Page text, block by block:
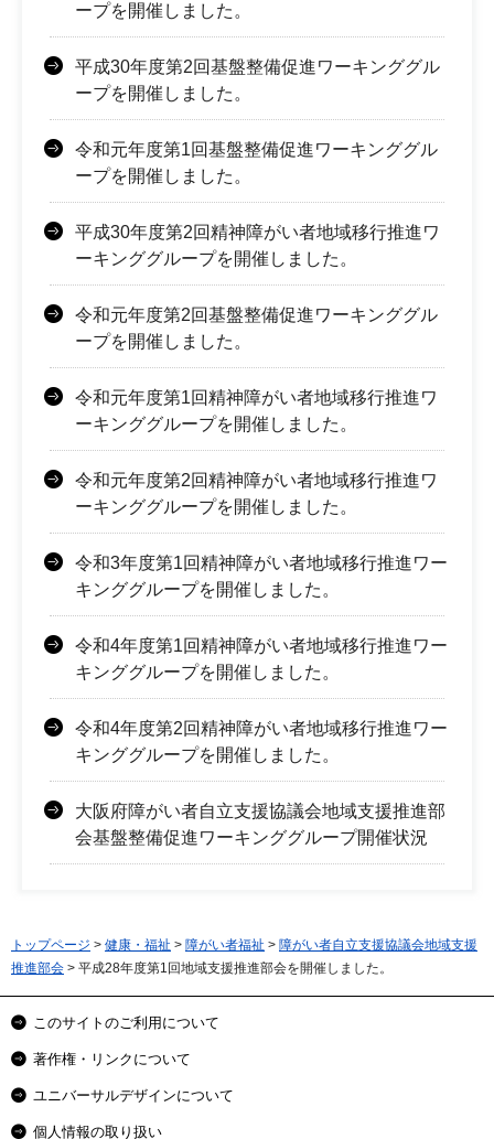
ープを開催しました。
平成30年度第2回基盤整備促進ワーキンググル
ープを開催しました。
令和元年度第1回基盤整備促進ワーキンググル
ープを開催しました。
平成30年度第2回精神障がい者地域移行推進ワ
ーキンググループを開催しました。
令和元年度第2回基盤整備促進ワーキンググル
ープを開催しました。
令和元年度第1回精神障がい者地域移行推進ワ
ーキンググループを開催しました。
令和元年度第2回精神障がい者地域移行推進ワ
ーキンググループを開催しました。
令和3年度第1回精神障がい者地域移行推進ワー
キンググループを開催しました。
令和4年度第1回精神障がい者地域移行推進ワー
キンググループを開催しました。
令和4年度第2回精神障がい者地域移行推進ワー
キンググループを開催しました。
大阪府障がい者自立支援協議会地域支援推進部
会基盤整備促進ワーキンググループ開催状況
トップページ > 健康・福祉 > 障がい者福祉 > 障がい者自立支援協議会地域支援
推進部会 > 平成28年度第1回地域支援推進部会を開催しました。
このサイトのご利用について
著作権・リンクについて
ユニバーサルデザインについて
個人情報の取り扱い